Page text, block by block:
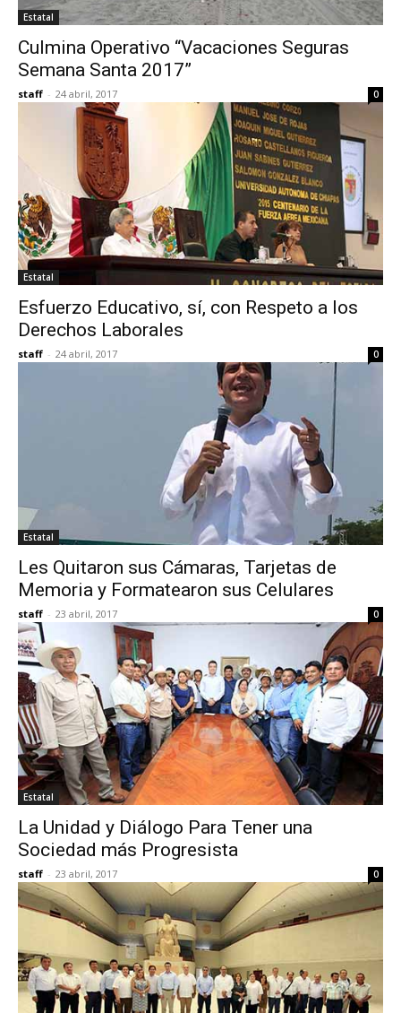
Estatal
Culmina Operativo “Vacaciones Seguras
Semana Santa 2017”
staff - 24 abril, 2017 0
Estatal
Esfuerzo Educativo, sí, con Respeto a los
Derechos Laborales
staff - 24 abril, 2017 0
Estatal
Les Quitaron sus Cámaras, Tarjetas de
Memoria y Formatearon sus Celulares
staff - 23 abril, 2017 0
Estatal
La Unidad y Diálogo Para Tener una
Sociedad más Progresista
staff - 23 abril, 2017 0